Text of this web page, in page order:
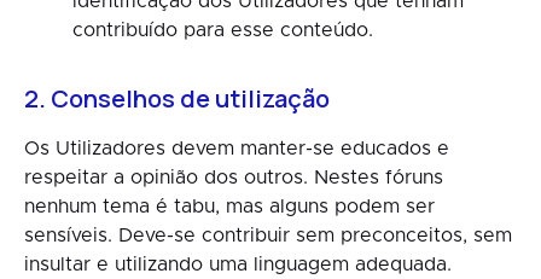
contribuído para esse conteúdo.
2. Conselhos de utilização
Os Utilizadores devem manter-se educados e
respeitar a opinião dos outros. Nestes fóruns
nenhum tema é tabu, mas alguns podem ser
sensíveis. Deve-se contribuir sem preconceitos, sem
insultar e utilizando uma linguagem adequada.